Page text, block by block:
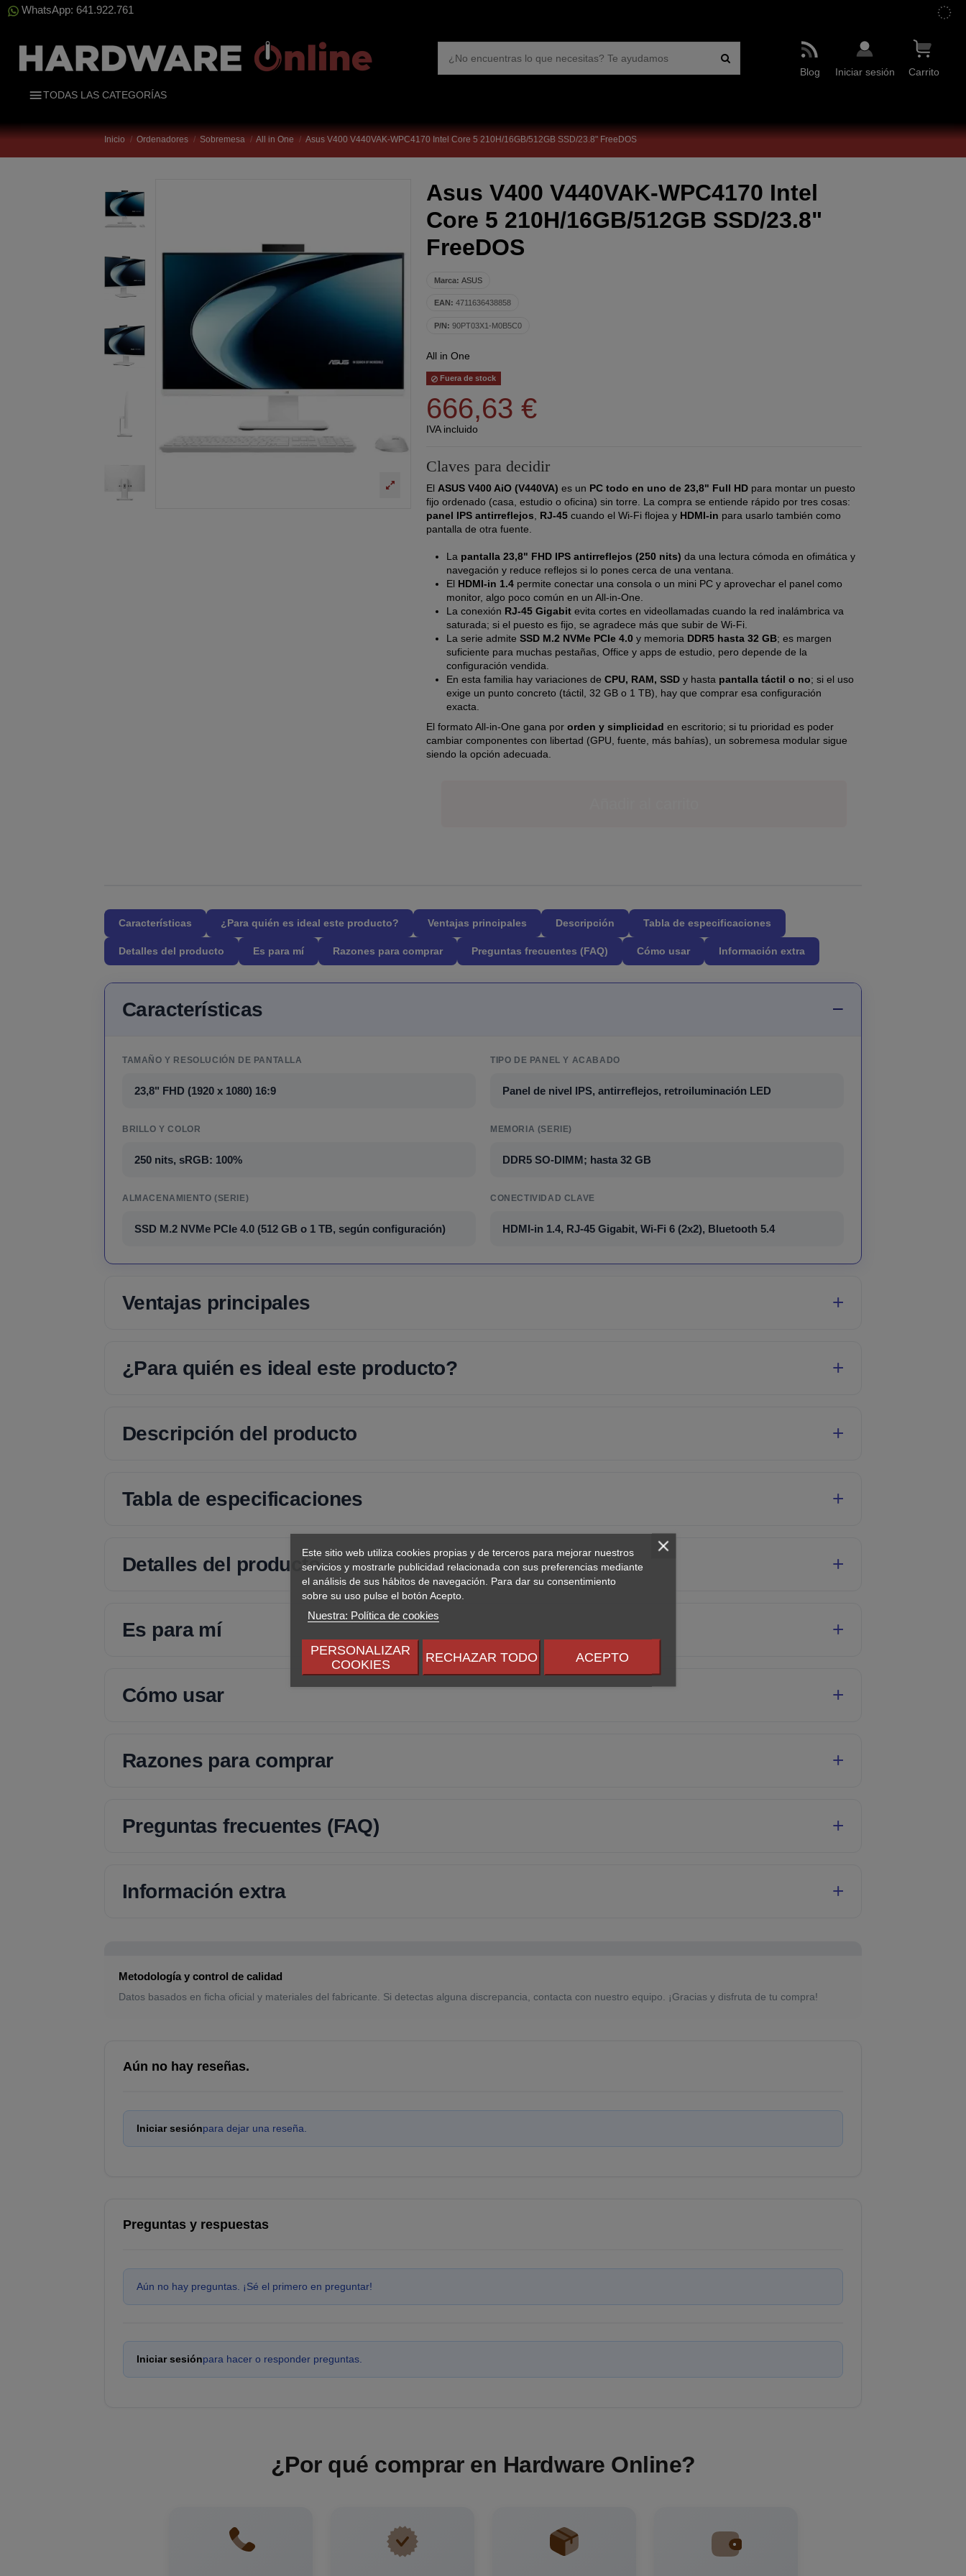
WhatsApp: 641.922.761
Blog Iniciar sesión Carrito
Este sitio web utiliza cookies propias y de terceros para mejorar nuestros
servicios y mostrarle publicidad relacionada con sus preferencias mediante
el análisis de sus hábitos de navegación. Para dar su consentimiento
sobre su uso pulse el botón Acepto.
Nuestra: Política de cookies
PERSONALIZAR
COOKIES
RECHAZAR TODO ACEPTO
TODAS LAS CATEGORÍAS
Inicio Ordenadores Sobremesa All in One Asus V400 V440VAK-WPC4170 Intel Core 5 210H/16GB/512GB SSD/23.8" FreeDOS
Asus V400 V440VAK-WPC4170 Intel
Core 5 210H/16GB/512GB SSD/23.8"
FreeDOS
Marca: ASUS
EAN: 4711636438858
P/N: 90PT03X1-M0B5C0
All in One
Fuera de stock
666,63 €
IVA incluido
Claves para decidir
El ASUS V400 AiO (V440VA) es un PC todo en uno de 23,8" Full HDpara montar un puesto
fijo ordenado (casa, estudio o oficina) sin torre. La compra se entiende rápido por tres cosas:
panel IPS antirreflejos
RJ-45cuando el Wi-Fi flojea y HDMI-in para usarlo también como
pantalla de otra fuente.
La pantalla 23,8" FHD IPS antirreflejos (250 nits) da una lectura cómoda en ofimática y
navegación y reduce reflejos si lo pones cerca de una ventana.
El HDMI-in 1.4permite conectar una consola o un mini PC y aprovechar el panel como
monitor, algo poco común en un All-in-One.
La conexión RJ-45 Gigabitevita cortes en videollamadas cuando la red inalámbrica va
saturada; si el puesto es fijo, se agradece más que subir de Wi-Fi.
La serie admite SSD M.2 NVMe PCIe 4.0y memoria DDR5 hasta 32 GB; es margen
suficiente para muchas pestañas, Office y apps de estudio, pero depende de la
configuración vendida.
En esta familia hay variaciones de CPU, RAM, SSDy hasta pantalla táctil o no; si el uso
exige un punto concreto (táctil, 32 GB o 1 TB), hay que comprar esa configuración
exacta.
El formato All-in-One gana por orden y simplicidad en escritorio; si tu prioridad es poder
cambiar componentes con libertad (GPU, fuente, más bahías), un sobremesa modular sigue
siendo la opción adecuada.
Características ¿Para quién es ideal este producto? Ventajas principales Descripción Tabla de especificaciones
Detalles del producto Es para mí Razones para comprar Preguntas frecuentes (FAQ) Cómo usar Información extra
Características
TAMAÑO Y RESOLUCIÓN DE PANTALLA
23,8" FHD (1920 x 1080) 16:9
TIPO DE PANEL Y ACABADO
Panel de nivel IPS, antirreflejos, retroiluminación LED
BRILLO Y COLOR
250 nits, sRGB: 100%
MEMORIA (SERIE)
DDR5 SO-DIMM; hasta 32 GB
ALMACENAMIENTO (SERIE)
SSD M.2 NVMe PCIe 4.0 (512 GB o 1 TB, según configuración)
CONECTIVIDAD CLAVE
HDMI-in 1.4, RJ-45 Gigabit, Wi-Fi 6 (2x2), Bluetooth 5.4
Ventajas principales
¿Para quién es ideal este producto?
Descripción del producto
Tabla de especificaciones
Detalles del producto
Es para mí
Cómo usar
Razones para comprar
Preguntas frecuentes (FAQ)
Información extra
Metodología y control de calidad
Datos basados en ficha oficial y materiales del fabricante. Si detectas alguna discrepancia, contacta con nuestro equipo. ¡Gracias y disfruta de tu compra!
Aún no hay reseñas.
Iniciar sesiónpara dejar una reseña.
Preguntas y respuestas
Aún no hay preguntas. ¡Sé el primero en preguntar!
Iniciar sesiónpara hacer o responder preguntas.
¿Por qué comprar en Hardware Online?